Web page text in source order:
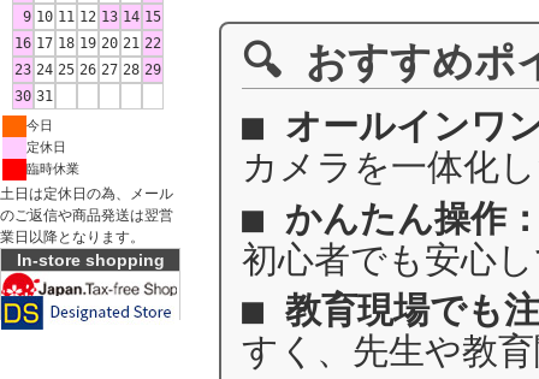
9 10 11 12 13 14 15
16 17 18 19 20 21 22
23 24 25 26 27 28 29
30 31
今日
定休日
臨時休業
土日は定休日の為、メール
のご返信や商品発送は翌営
業日以降となります。
In-store shopping
🔍 おすすめポ
■ オールインワ
カメラを一体化
■ かんたん操作
初心者でも安心
■教育現場でも
すく、先生や教